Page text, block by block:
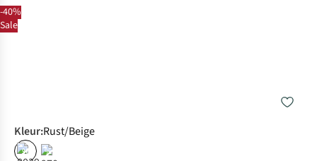
-40%
Sale
Kleur:Rust/Beige
% %